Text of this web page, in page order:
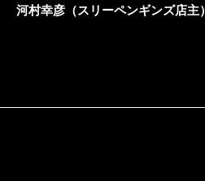
河村幸彦（スリーペンギンズ店主）